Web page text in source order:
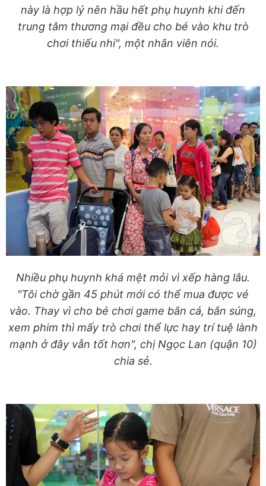
này là hợp lý nên hầu hết phụ huynh khi đến
trung tâm thương mại đều cho bé vào khu trò
chơi thiếu nhi", một nhân viên nói.
Nhiều phụ huynh khá mệt mỏi vì xếp hàng lâu.
"Tôi chờ gần 45 phút mới có thể mua được vé
vào. Thay vì cho bé chơi game bắn cá, bắn súng,
xem phim thì mấy trò chơi thể lực hay trí tuệ lành
mạnh ở đây vẫn tốt hơn", chị Ngọc Lan (quận 10)
chia sẻ.